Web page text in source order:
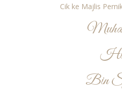
Cik ke Majlis
Bin